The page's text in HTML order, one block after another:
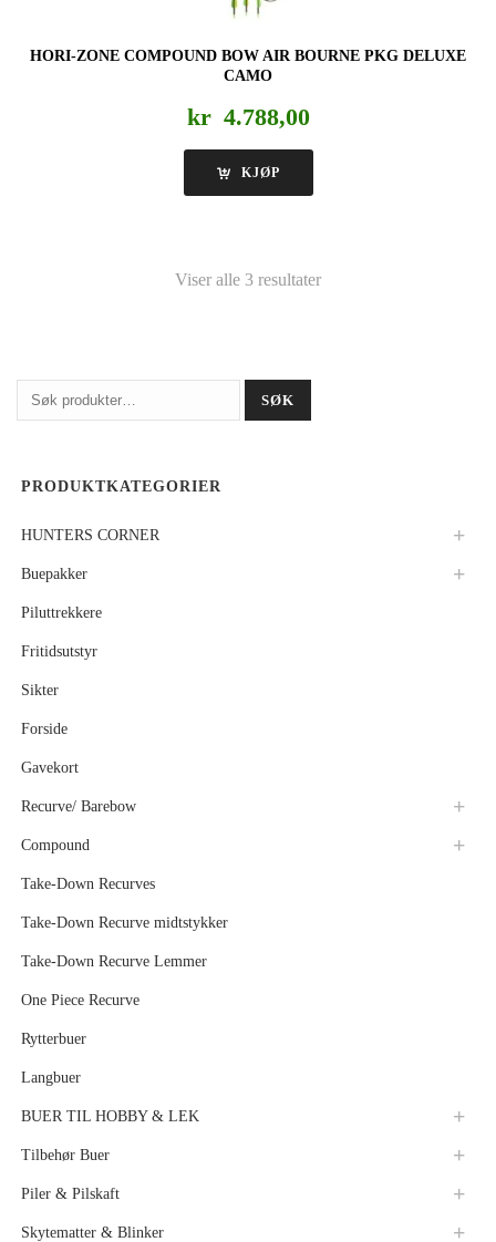
HORI-ZONE COMPOUND BOW AIR BOURNE PKG DELUXE
CAMO
kr 4.788,00
KJØP
Viser alle 3 resultater
Søk
etter:
SØK
PRODUKTKATEGORIER
HUNTERS CORNER
Buepakker
Piluttrekkere
Fritidsutstyr
Sikter
Forside
Gavekort
Recurve/ Barebow
Compound
Take-Down Recurves
Take-Down Recurve midtstykker
Take-Down Recurve Lemmer
One Piece Recurve
Rytterbuer
Langbuer
BUER TIL HOBBY & LEK
Tilbehør Buer
Piler & Pilskaft
Skytematter & Blinker